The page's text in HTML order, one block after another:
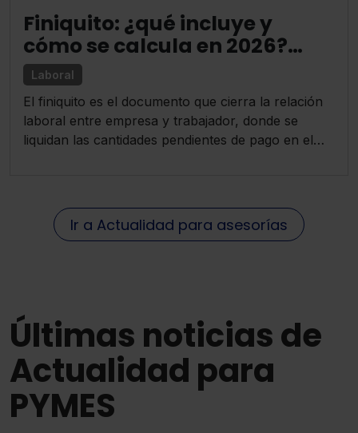
Finiquito: ¿qué incluye y
cómo se calcula en 2026?
Guía laboral
Laboral
El finiquito es el documento que cierra la relación
laboral entre empresa y trabajador, donde se
liquidan las cantidades pendientes de pago en el
Ir a Actualidad para asesorías
Últimas noticias de
Actualidad para
PYMES